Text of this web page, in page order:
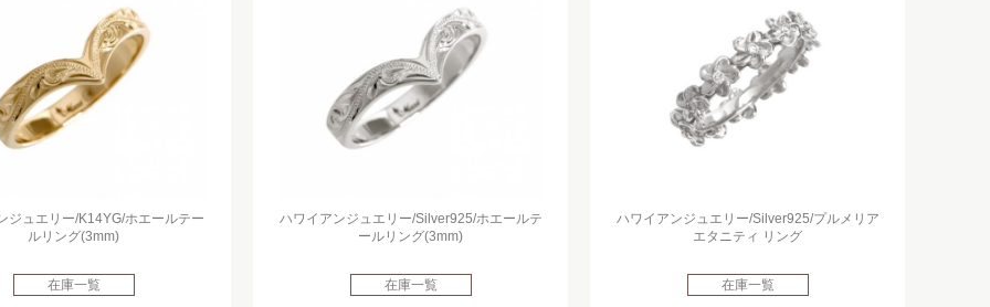
ジュエリー/K14YG/ホエールテー
ルリング(3mm)
在庫一覧
ハワイアンジュエリー/Silver925/ホエールテ
ールリング(3mm)
在庫一覧
ハワイアンジュエリー/Silver925/プルメリア
エタニティ リング
在庫一覧